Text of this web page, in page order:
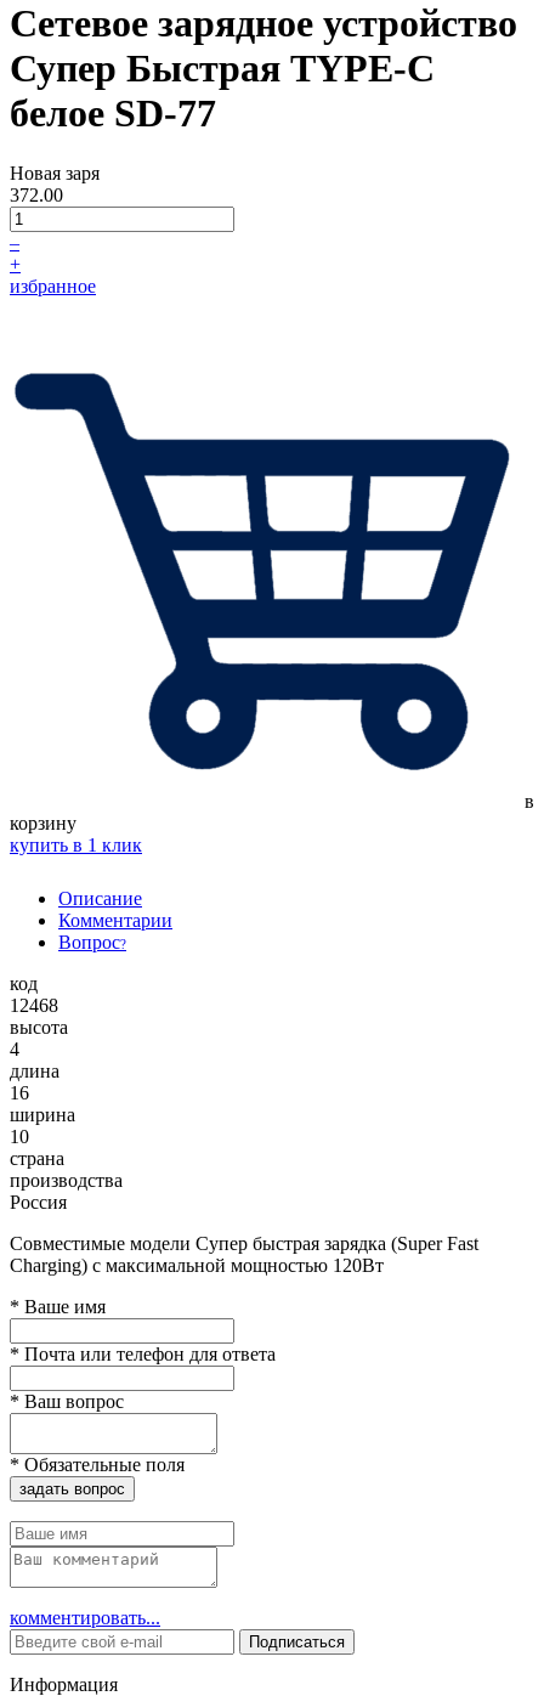
Сетевое зарядное устройство
Супер Быстрая TYPE-C
белое SD-77
Новая заря
372.00
–
+
избранное
в
корзину
купить в 1 клик
Описание
Комментарии
Вопрос?
код
12468
высота
4
длина
16
ширина
10
страна
производства
Россия
Совместимые модели Супер быстрая зарядка (Super Fast
Charging) с максимальной мощностью 120Вт
* Ваше имя
* Почта или телефон для ответа
* Ваш вопрос
* Обязательные поля
задать вопрос
комментировать...
Подписаться
Информация